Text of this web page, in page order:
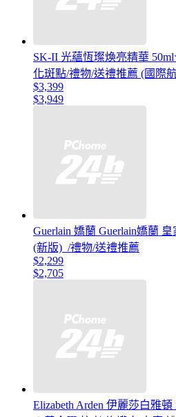
SK-II 光蘊恆璨煥亮精華
化斑點/禮物/送禮推薦 (國際
$3,399
$3,949
Guerlain 嬌蘭 Guerlain嬌蘭
(新版)_/禮物/送禮推薦
$2,299
$2,705
Elizabeth Arden 伊麗莎白雅